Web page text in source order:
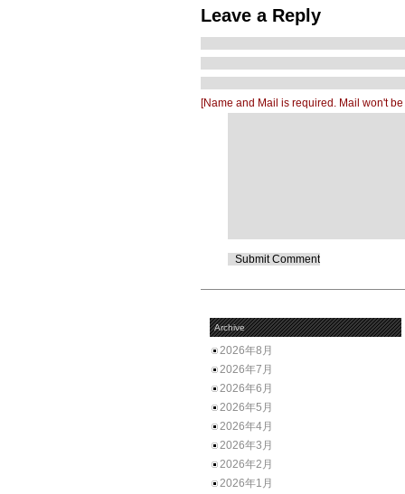
Leave a Reply
[Name and Mail is required. Mail won't
Archive
2026年8月
2026年7月
2026年6月
2026年5月
2026年4月
2026年3月
2026年2月
2026年1月